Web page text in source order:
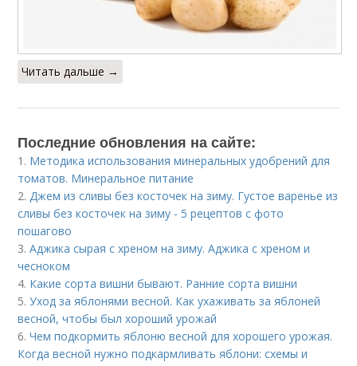
Читать дальше →
Последние обновления на сайте:
1. Методика использования минеральных удобрений для
томатов. Минеральное питание
2. Джем из сливы без косточек на зиму. Густое варенье из
сливы без косточек на зиму - 5 рецептов с фото
пошагово
3.Аджика сырая с хреном на зиму. Аджика с хреном и
чесноком
4. Какие сорта вишни бывают. Ранние сорта вишни
5.Уход за яблонями весной. Как ухаживать за яблоней
весной, чтобы был хороший урожай
6.Чем подкормить яблоню весной для хорошего урожая.
Когда весной нужно подкармливать яблони: схемы и